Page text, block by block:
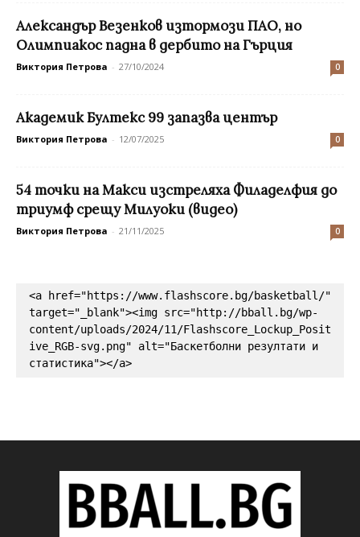
Александър Везенков изтормози ПАО, но
Олимпиакос падна в дербито на Гърция
Виктория Петрова - 27/10/2024 0
Академик Бултекс 99 запазва център
Виктория Петрова - 12/07/2025 0
54 точки на Макси изстреляха Филаделфия до
триумф срещу Милуоки (видео)
Виктория Петрова - 21/11/2025 0
<a href="https://www.flashscore.bg/basketball/"
target="_blank"><img src="http://bball.bg/wp-
content/uploads/2024/11/Flashscore_Lockup_Posit
ive_RGB-svg.png" alt="Баскетболни резултати и
статистика"></a>